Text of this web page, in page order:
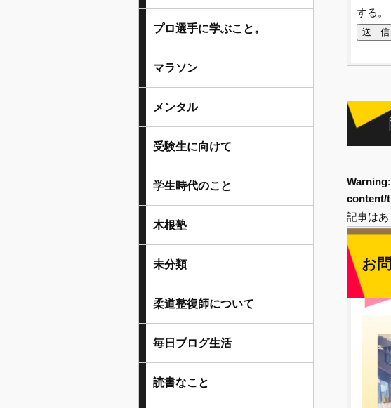
する。
Warning
content/
記事は
お
プロ選手に学ぶこと。
マラソン
メンタル
受験生に向けて
学生時代のこと
木根塾
未分類
柔道整復師について
毎日ブログ生活
読書なこと